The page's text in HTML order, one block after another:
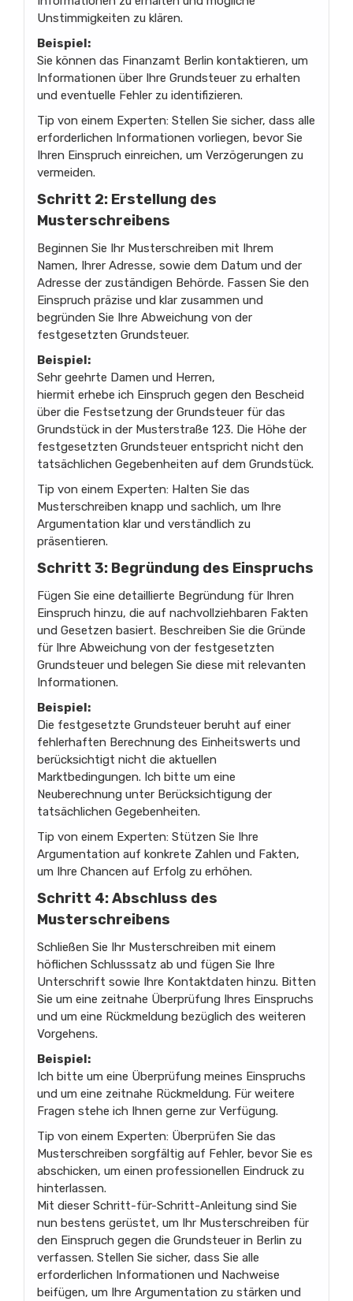
Unstimmigkeiten zu klären.
Beispiel:
Sie können das Finanzamt Berlin kontaktieren, um
Informationen über Ihre Grundsteuer zu erhalten
und eventuelle Fehler zu identifizieren.
Tip von einem Experten: Stellen Sie sicher, dass alle
erforderlichen Informationen vorliegen, bevor Sie
Ihren Einspruch einreichen, um Verzögerungen zu
vermeiden.
Schritt 2: Erstellung des
Musterschreibens
Beginnen Sie Ihr Musterschreiben mit Ihrem
Namen, Ihrer Adresse, sowie dem Datum und der
Adresse der zuständigen Behörde. Fassen Sie den
Einspruch präzise und klar zusammen und
begründen Sie Ihre Abweichung von der
festgesetzten Grundsteuer.
Beispiel:
Sehr geehrte Damen und Herren,
hiermit erhebe ich Einspruch gegen den Bescheid
über die Festsetzung der Grundsteuer für das
Grundstück in der Musterstraße 123. Die Höhe der
festgesetzten Grundsteuer entspricht nicht den
tatsächlichen Gegebenheiten auf dem Grundstück.
Tip von einem Experten: Halten Sie das
Musterschreiben knapp und sachlich, um Ihre
Argumentation klar und verständlich zu
präsentieren.
Schritt 3: Begründung des Einspruchs
Fügen Sie eine detaillierte Begründung für Ihren
Einspruch hinzu, die auf nachvollziehbaren Fakten
und Gesetzen basiert. Beschreiben Sie die Gründe
für Ihre Abweichung von der festgesetzten
Grundsteuer und belegen Sie diese mit relevanten
Informationen.
Beispiel:
Die festgesetzte Grundsteuer beruht auf einer
fehlerhaften Berechnung des Einheitswerts und
berücksichtigt nicht die aktuellen
Marktbedingungen. Ich bitte um eine
Neuberechnung unter Berücksichtigung der
tatsächlichen Gegebenheiten.
Tip von einem Experten: Stützen Sie Ihre
Argumentation auf konkrete Zahlen und Fakten,
um Ihre Chancen auf Erfolg zu erhöhen.
Schritt 4: Abschluss des
Musterschreibens
Schließen Sie Ihr Musterschreiben mit einem
höflichen Schlusssatz ab und fügen Sie Ihre
Unterschrift sowie Ihre Kontaktdaten hinzu. Bitten
Sie um eine zeitnahe Überprüfung Ihres Einspruchs
und um eine Rückmeldung bezüglich des weiteren
Vorgehens.
Beispiel:
Ich bitte um eine Überprüfung meines Einspruchs
und um eine zeitnahe Rückmeldung. Für weitere
Fragen stehe ich Ihnen gerne zur Verfügung.
Tip von einem Experten: Überprüfen Sie das
Musterschreiben sorgfältig auf Fehler, bevor Sie es
abschicken, um einen professionellen Eindruck zu
hinterlassen.
Mit dieser Schritt-für-Schritt-Anleitung sind Sie
nun bestens gerüstet, um Ihr Musterschreiben für
den Einspruch gegen die Grundsteuer in Berlin zu
verfassen. Stellen Sie sicher, dass Sie alle
erforderlichen Informationen und Nachweise
beifügen, um Ihre Argumentation zu stärken und